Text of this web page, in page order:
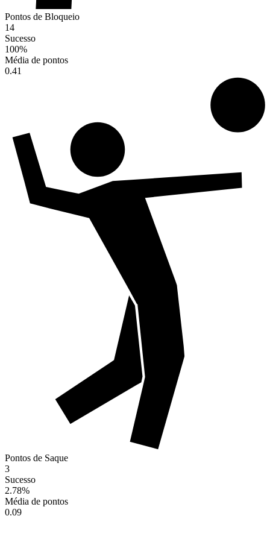
Pontos de Bloqueio
14
Sucesso
100%
Média de pontos
0.41
Pontos de Saque
3
Sucesso
2.78%
Média de pontos
0.09